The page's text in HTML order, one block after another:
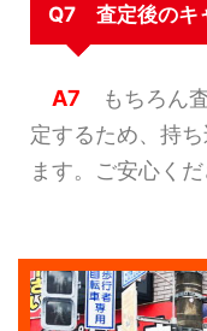
Q7 査定後のキ
A7 もちろん
定するため、持
ます。ご安心くだ